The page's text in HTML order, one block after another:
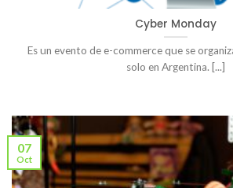
Cyber Monday
Es un evento de e-commerce que se
solo en Argentina. [...]
07
Oct